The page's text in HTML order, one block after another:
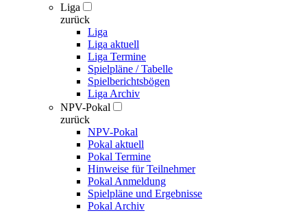
Liga
zurück
Liga
Liga aktuell
Liga Termine
Spielpläne / Tabelle
Spielberichtsbögen
Liga Archiv
NPV-Pokal
zurück
NPV-Pokal
Pokal aktuell
Pokal Termine
Hinweise für Teilnehmer
Pokal Anmeldung
Spielpläne und Ergebnisse
Pokal Archiv